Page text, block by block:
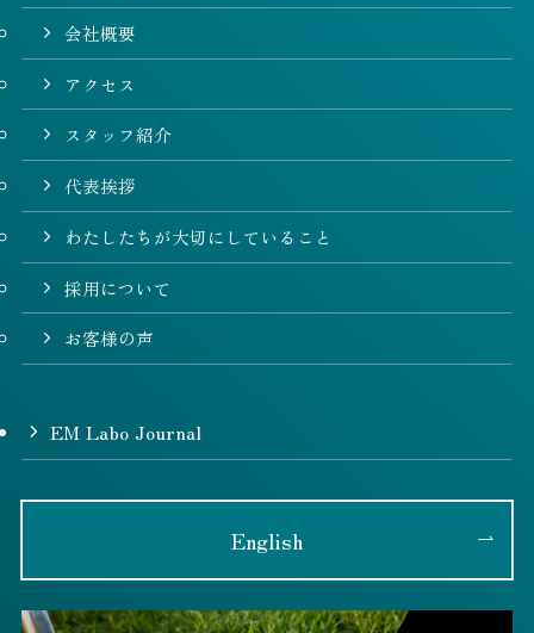
会社概要
アクセス
スタッフ紹介
代表挨拶
わたしたちが大切にしていること
採用について
お客様の声
EM Labo Journal
English